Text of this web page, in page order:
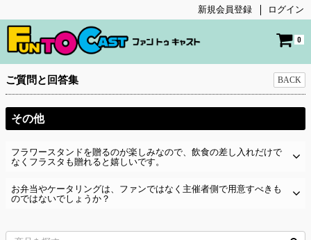
新規会員登録 ログイン
0
ご質問と回答集 BACK
その他
フラワースタンドを贈るのが楽しみなので、飲食の差し入れだけで
なくフラスタも贈れると嬉しいです。
お弁当やケータリングは、ファンではなく主催者側で用意すべきも
のではないでしょうか？